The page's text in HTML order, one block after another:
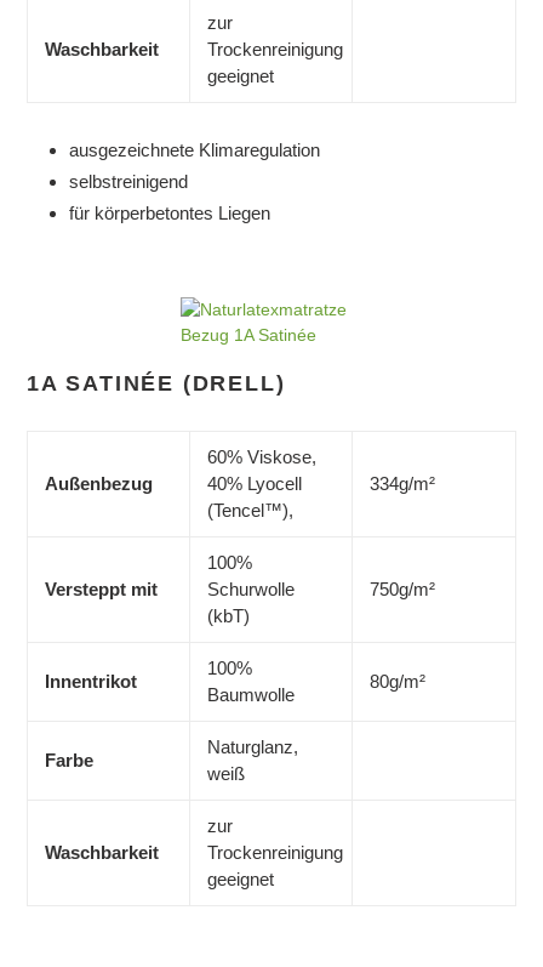
Waschbarkeit
zur
Trockenreinigung
geeignet
ausgezeichnete Klimaregulation
selbstreinigend
für körperbetontes Liegen
1A SATINÉE (DRELL)
Außenbezug
60% Viskose,
40% Lyocell
(Tencel™),
334g/m²
Versteppt mit
100%
Schurwolle
(kbT)
750g/m²
Innentrikot
100%
Baumwolle
80g/m²
Farbe
Naturglanz,
weiß
Waschbarkeit
zur
Trockenreinigung
geeignet